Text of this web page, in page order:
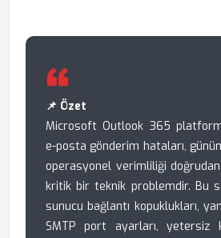
📌 Özet
Microsoft Outlook 365
e-posta gönderim hataları,
operasyonel verimliliği
kritik bir teknik problemdir. Bu
sunucu bağlantı kopuklukları,
SMTP port ayarları, yetersiz